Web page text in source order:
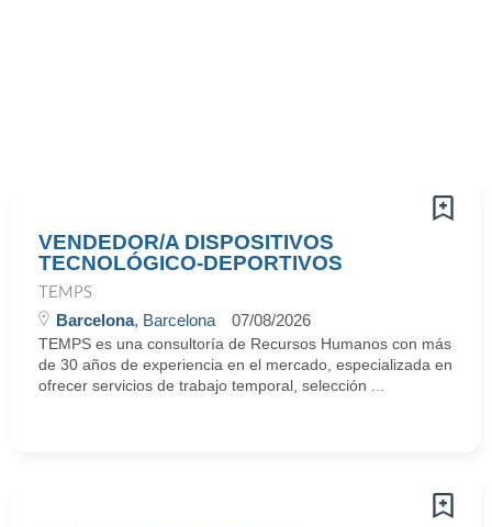
VENDEDOR/A DISPOSITIVOS
TECNOLÓGICO-DEPORTIVOS
TEMPS
Barcelona, Barcelona 07/08/2026
TEMPS es una consultoría de Recursos Humanos con más
de 30 años de experiencia en el mercado, especializada en
ofrecer servicios de trabajo temporal, selección ...